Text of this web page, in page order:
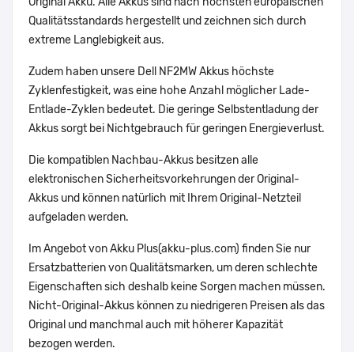
Qualitätsstandards hergestellt und zeichnen sich durch
extreme Langlebigkeit aus.
Zudem haben unsere Dell NF2MW Akkus höchste
Zyklenfestigkeit, was eine hohe Anzahl möglicher Lade-
Entlade-Zyklen bedeutet. Die geringe Selbstentladung der
Akkus sorgt bei Nichtgebrauch für geringen Energieverlust.
Die kompatiblen Nachbau-Akkus besitzen alle
elektronischen Sicherheitsvorkehrungen der Original-
Akkus und können natürlich mit Ihrem Original-Netzteil
aufgeladen werden.
Im Angebot von Akku Plus(akku-plus.com) finden Sie nur
Ersatzbatterien von Qualitätsmarken, um deren schlechte
Eigenschaften sich deshalb keine Sorgen machen müssen.
Nicht-Original-Akkus können zu niedrigeren Preisen als das
Original und manchmal auch mit höherer Kapazität
bezogen werden.